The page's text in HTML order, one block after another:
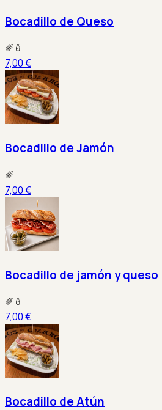
Bocadillo de Queso
7,00 €
Bocadillo de Jamón
7,00 €
Bocadillo de jamón y queso
7,00 €
Bocadillo de Atún